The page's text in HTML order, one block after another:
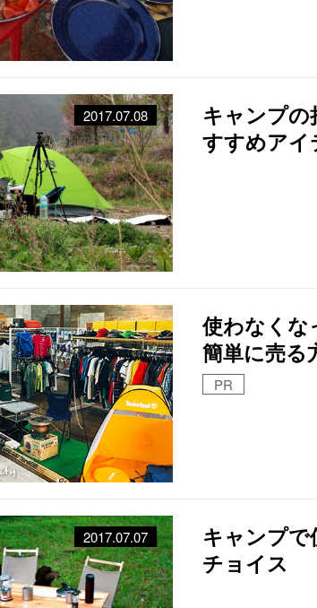
キャンプ
すすめアイ
2017.07.08
使わなくな
簡単に売る
PR
キャンプで
チョイス
2017.07.07